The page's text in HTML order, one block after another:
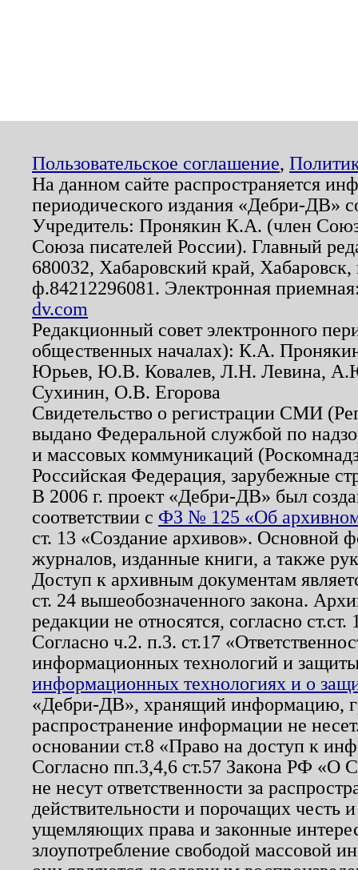
Пользовательское соглашение,
На данном сайте распространяется
периодического издания «Дебри-ДВ»
Учредитель: Пронякин К.А. (член
Союза писателей России). Главный
680032, Хабаровский край,
ф.84212296081. Электронная
dv.com
Редакционный совет электронного
общественных началах): К.А.
Юрьев, Ю.В. Ковалев, Л.Н. Левина,
Сухинин, О.В. Егорова
Свидетельство о регистрации СМИ
выдано Федеральной службой по
и массовых коммуникаций
Российская Федерация, зарубежные
В 2006 г. проект «Дебри-ДВ» был
соответствии с ФЗ № 125 «Об
ст. 13 «Создание архивов». Основной
журналов, изданные книги, а также
Доступ к архивным документам
ст. 24 вышеобозначенного закона.
редакции не относятся, согласно
Согласно ч.2. п.3. ст.17
информационных технологий и
информационных технологиях и о
«Дебри-ДВ», хранящий информацию,
распространение информации не
основании ст.8 «Право на доступ к
Согласно пп.3,4,6 ст.57 Закона РФ «О
не несут ответственности за
действительности и порочащих честь
ущемляющих права и законные
злоупотребление свободой массовой